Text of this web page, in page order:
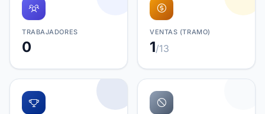
TRABAJADORES
0
VENTAS (TRAMO)
1/13